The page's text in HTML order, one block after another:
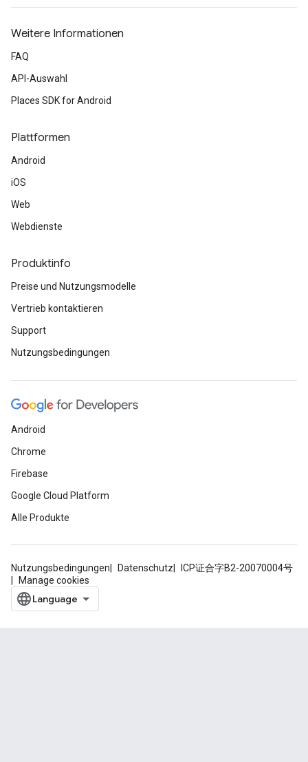
Weitere Informationen
FAQ
API-Auswahl
Places SDK for Android
Plattformen
Android
iOS
Web
Webdienste
Produktinfo
Preise und Nutzungsmodelle
Vertrieb kontaktieren
Support
Nutzungsbedingungen
Android
Chrome
Firebase
Google Cloud Platform
Alle Produkte
Nutzungsbedingungen Datenschutz
ICP证合字B2-20070004号
Manage cookies